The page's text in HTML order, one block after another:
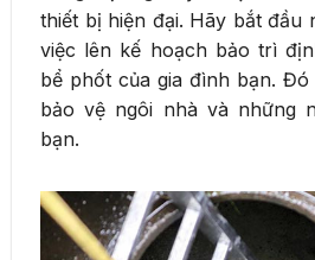
thiết bị hiện đại. Hãy bắt đầu
việc lên kế hoạch bảo trì
bể phốt của gia đình bạn.
bảo vệ ngôi nhà và những
bạn.